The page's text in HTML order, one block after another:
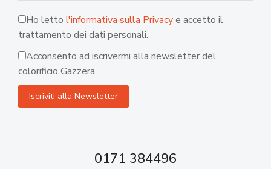
Ho letto l'informativa sulla Privacye accetto il
trattamento dei dati personali.
Acconsento ad iscrivermi alla newsletter del
colorificio Gazzera
0171 384496